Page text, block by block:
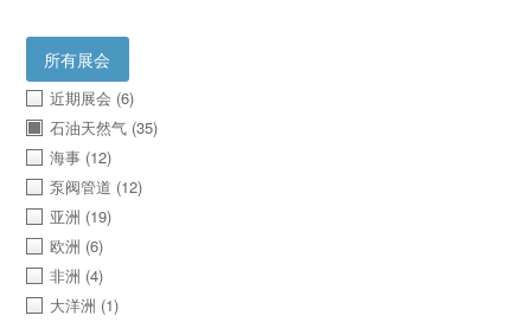
所有展会
近期展会 (6)
石油天然气 (35)
海事 (12)
泵阀管道 (12)
亚洲 (19)
欧洲 (6)
非洲 (4)
大洋洲 (1)